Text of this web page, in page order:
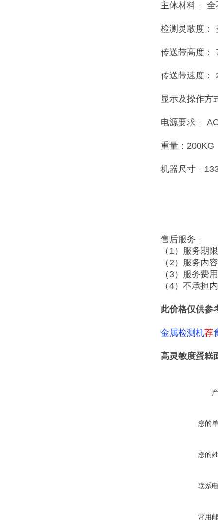
主体材料：
检测灵敢度：
传送带高度：
传送带速度：
显示及操作方
电源要求：
重量：200KG
机器尺寸：
售后服务：
（1）服务期
（2）服务内
（3）服务费
（4）不承担
此价格仅供参
金属检测机荐
高灵敏度蛋糕
您的
您的
联系
常用